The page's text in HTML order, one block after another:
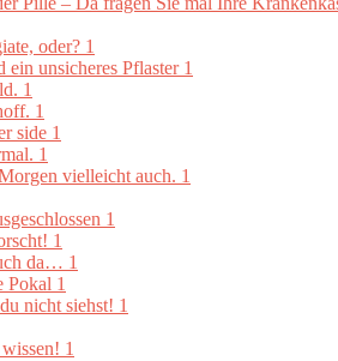
oder? 1
ein unsicheres Pflaster 1
1
1
side 1
1
vielleicht auch. 1
1
1
da… 1
Pokal 1
nicht siehst! 1
1